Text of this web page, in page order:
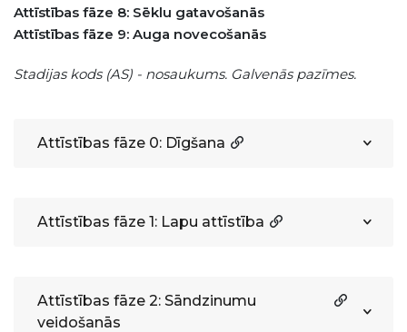
Attīstības fāze 8: Sēklu gatavošanās
Attīstības fāze 9: Auga novecošanās
Stadijas kods (AS) - nosaukums. Galvenās pazīmes.
Attīstības fāze 0: Dīgšana
Attīstības fāze 1: Lapu attīstība
Attīstības fāze 2: Sāndzinumu
veidošanās